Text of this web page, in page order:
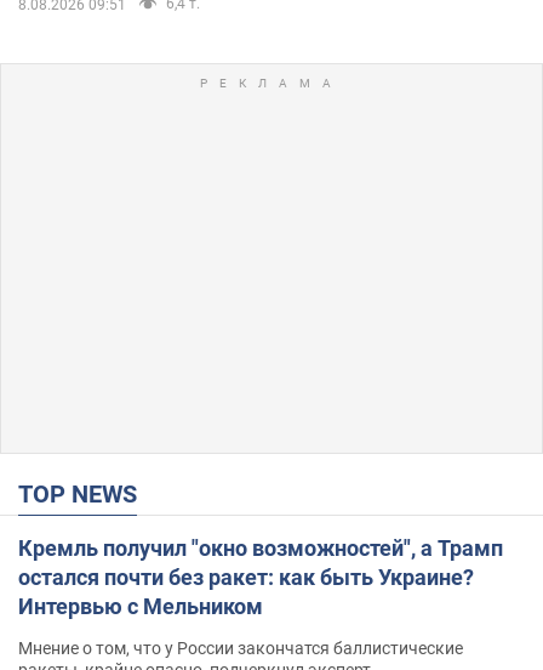
8.08.2026 09:51
TOP NEWS
Кремль получил "окно возможностей", а Трамп
остался почти без ракет: как быть Украине?
Интервью с Мельником
Мнение о том, что у России закончатся баллистические